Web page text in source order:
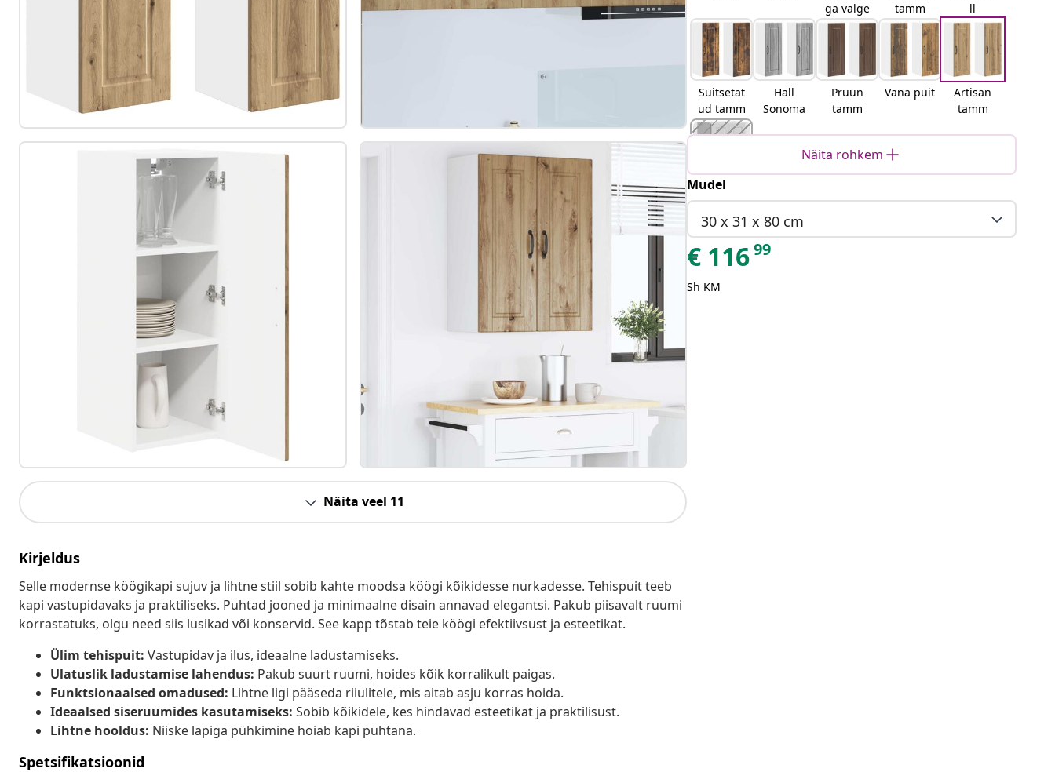
Näita veel 11
Kirjeldus
Selle modernse köögikapi sujuv ja lihtne stiil sobib kahte moodsa köögi kõikidesse nurkadesse. Tehispuit teeb
kapi vastupidavaks ja praktiliseks. Puhtad jooned ja minimaalne disain annavad elegantsi. Pakub piisavalt ruumi
korrastatuks, olgu need siis lusikad või konservid. See kapp tõstab teie köögi efektiivsust ja esteetikat.
Ülim tehispuit: Vastupidav ja ilus, ideaalne ladustamiseks.
Ulatuslik ladustamise lahendus: Pakub suurt ruumi, hoides kõik korralikult paigas.
Funktsionaalsed omadused: Lihtne ligi pääseda riiulitele, mis aitab asju korras hoida.
Ideaalsed siseruumides kasutamiseks: Sobib kõikidele, kes hindavad esteetikat ja praktilisust.
Lihtne hooldus: Niiske lapiga pühkimine hoiab kapi puhtana.
Spetsifikatsioonid
ga valge
tamm
ll
Suitsetat
ud tamm
Hall
Sonoma
Pruun
tamm
Vana puit
Artisan
tamm
Must
Näita rohkem
Mudel
30 x 31 x 80 cm
€ 11699
Sh KM